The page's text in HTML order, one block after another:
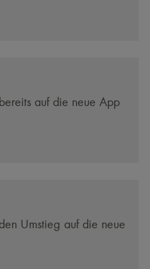
auf die neue App
Umstieg auf die neue